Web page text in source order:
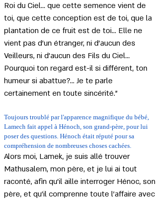
Roi du Ciel... que cette semence vient de
toi, que cette conception est de toi, que la
plantation de ce fruit est de toi... Elle ne
vient pas d'un étranger, ni d'aucun des
Veilleurs, ni d'aucun des Fils du Ciel...
Pourquoi ton regard est-il si différent, ton
humeur si abattue?... Je te parle
certainement en toute sincérité."
Toujours troublé par l'apparence magnifique du bébé,
Lamech fait appel à Hénoch, son grand-père, pour lui
poser des questions. Hénoch était réputé pour sa
compréhension de nombreuses choses cachées.
Alors moi, Lamek, je suis allé trouver
Mathusalem, mon père, et je lui ai tout
raconté, afin qu'il aille interroger Hénoc, son
père, et qu'il comprenne toute l'affaire avec